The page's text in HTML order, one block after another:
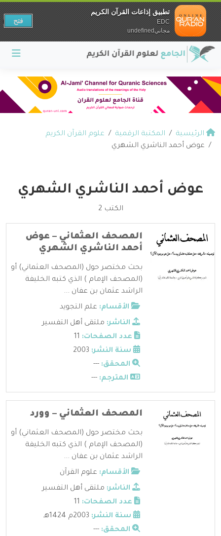
الرئيسية المكتبة الرقمية
علوم القرآن الكريم
عوض أحمد الناشري الشهري
عوض أحمد الناشري الشهري
الكتب 2
المصحف العثماني – عوض
أحمد الناشري الشهري
بحث مختصر حول (المصحف العثماني) أو
(المصحف الإمام ) الذي كتبه الخليفة
الراشد عثمان بن عفان ...
الأقسام: علم التجويد
الناشر: ملتقى أهل التفسير
عدد الصفحات:
سنة النشر:
المحقق: ---
المترجم: ---
المصحف العثماني – وورد
بحث مختصر حول (المصحف العثماني) أو
(المصحف الإمام ) الذي كتبه الخليفة
الراشد عثمان بن عفان ...
الأقسام: علوم القرآن
الناشر: ملتقى أهل التفسير
عدد الصفحات:
سنة النشر:
المحقق: ---
تطبيق إذاعات القرآن الكريم
EDC
مجانيundefined
فتح